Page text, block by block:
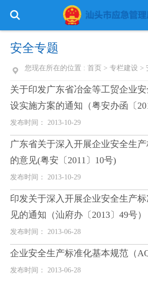
首 页 政务公开 政务服务
信息公开 专栏建设
安全专题
您现在所在的位置 : 首页 > 专栏建设 >
关于印发广东省冶金等工贸企业
设实施方案的通知（粤安办函〔
发布时间： 2013-10-29
广东省关于深入开展企业安全生
的意见(粤安〔2011〕10号)
发布时间： 2013-10-29
印发关于深入开展企业安全生产
见的通知（汕府办〔2013〕49号）
发布时间： 2013-06-28
企业安全生产标准化基本规范（
发布时间： 2013-06-28